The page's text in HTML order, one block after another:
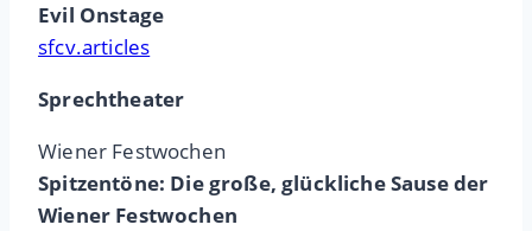
Evil Onstage
sfcv.articles
Sprechtheater
Wiener Festwochen
Spitzentöne: Die große, glückliche Sause der
Wiener Festwochen